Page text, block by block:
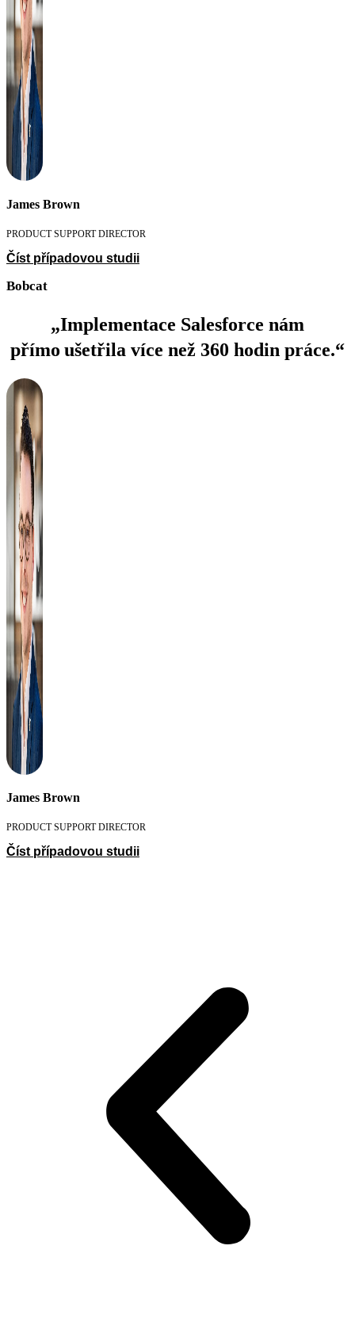
James Brown
PRODUCT SUPPORT DIRECTOR
Číst případovou studii
Bobcat
„Implementace Salesforce nám
přímo ušetřila více než 360 hodin práce.“
James Brown
PRODUCT SUPPORT DIRECTOR
Číst případovou studii